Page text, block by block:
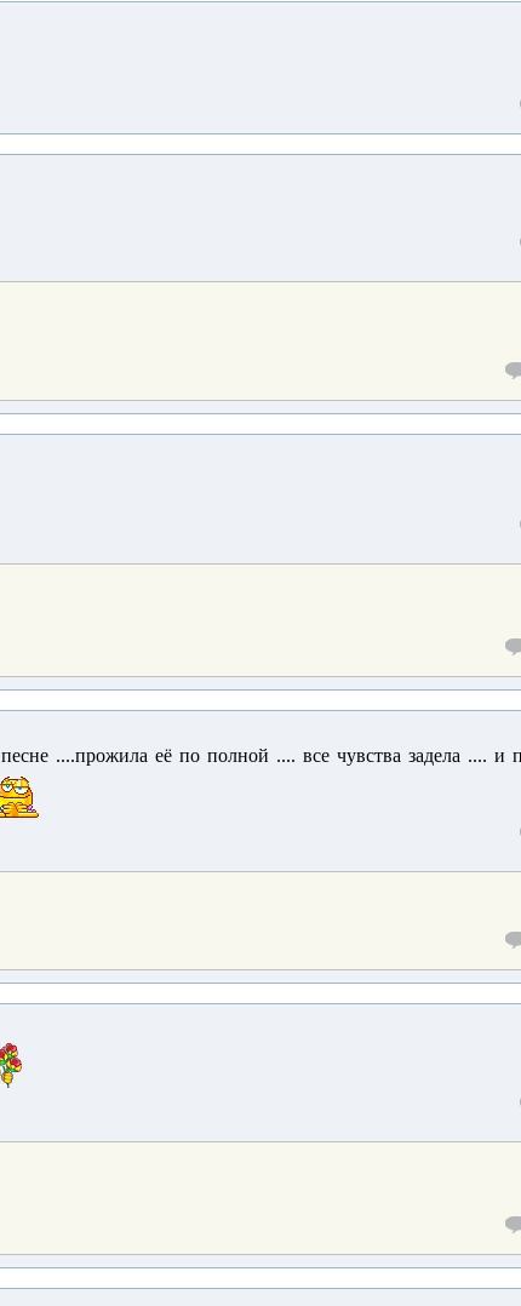
....прожила её по полной .... все чувства задела .... и